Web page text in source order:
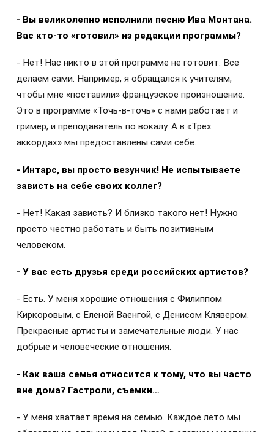
- Вы великолепно исполнили песню Ива Монтана.
Вас кто-то «готовил» из редакции программы?
- Нет! Нас никто в этой программе не готовит. Все
делаем сами. Например, я обращался к учителям,
чтобы мне «поставили» французское произношение.
Это в программе «Точь-в-точь» с нами работает и
гример, и преподаватель по вокалу. А в «Трех
аккордах» мы предоставлены сами себе.
- Интарс, вы просто везунчик! Не испытываете
зависть на себе своих коллег?
- Нет! Какая зависть? И близко такого нет! Нужно
просто честно работать и быть позитивным
человеком.
- У вас есть друзья среди российских артистов?
- Есть. У меня хорошие отношения с Филиппом
Киркоровым, с Еленой Ваенгой, с Денисом Клявером.
Прекрасные артисты и замечательные люди. У нас
добрые и человеческие отношения.
- Как ваша семья относится к тому, что вы часто
вне дома? Гастроли, съемки…
- У меня хватает время на семью. Каждое лето мы